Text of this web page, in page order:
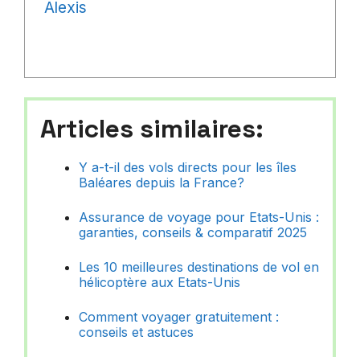
Alexis
Articles similaires:
Y a-t-il des vols directs pour les îles
Baléares depuis la France?
Assurance de voyage pour Etats-Unis :
garanties, conseils & comparatif 2025
Les 10 meilleures destinations de vol en
hélicoptère aux Etats-Unis
Comment voyager gratuitement :
conseils et astuces